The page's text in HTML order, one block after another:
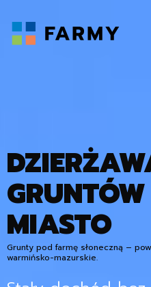
MIASTO
Grunty pod farmę słoneczną –
warmińsko-mazurskie.